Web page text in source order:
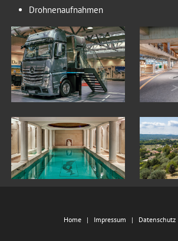
Drohnenaufnahmen
Home Impressum Datenschutz